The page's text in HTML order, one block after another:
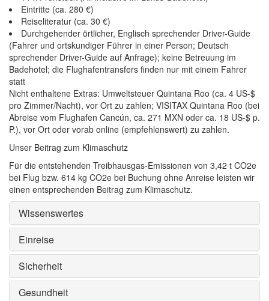
Eintritte (ca. 280 €)
Reiseliteratur (ca. 30 €)
Durchgehender örtlicher, Englisch sprechender Driver-Guide
(Fahrer und ortskundiger Führer in einer Person; Deutsch
sprechender Driver-Guide auf Anfrage); keine Betreuung im
Badehotel; die Flughafentransfers finden nur mit einem Fahrer
statt
Nicht enthaltene Extras: Umweltsteuer Quintana Roo (ca. 4 US-$
pro Zimmer/Nacht), vor Ort zu zahlen; VISITAX Quintana Roo (bei
Abreise vom Flughafen Cancún, ca. 271 MXN oder ca. 18 US-$ p.
P.), vor Ort oder vorab online (empfehlenswert) zu zahlen.
Unser Beitrag zum Klimaschutz
Für die entstehenden Treibhausgas-Emissionen von 3,42 t CO2e
bei Flug bzw. 614 kg CO2e bei Buchung ohne Anreise leisten wir
einen entsprechenden Beitrag zum Klimaschutz.
Wissenswertes
Einreise
Sicherheit
Gesundheit